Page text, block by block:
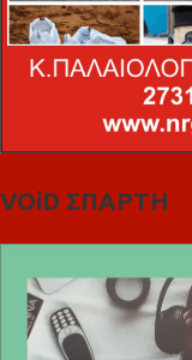
VOiD ΣΠΑΡΤΗ